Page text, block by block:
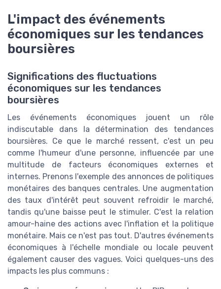
L'impact des événements
économiques sur les tendances
boursières
Significations des fluctuations
économiques sur les tendances
boursières
Les événements économiques jouent un rôle
indiscutable dans la détermination des tendances
boursières. Ce que le marché ressent, c'est un peu
comme l'humeur d'une personne, influencée par une
multitude de facteurs économiques externes et
internes. Prenons l'exemple des annonces de politiques
monétaires des banques centrales. Une augmentation
des taux d'intérêt peut souvent refroidir le marché,
tandis qu'une baisse peut le stimuler. C'est la relation
amour-haine des actions avec l'inflation et la politique
monétaire. Mais ce n'est pas tout. D'autres événements
économiques à l'échelle mondiale ou locale peuvent
également causer des vagues. Voici quelques-uns des
impacts les plus communs :